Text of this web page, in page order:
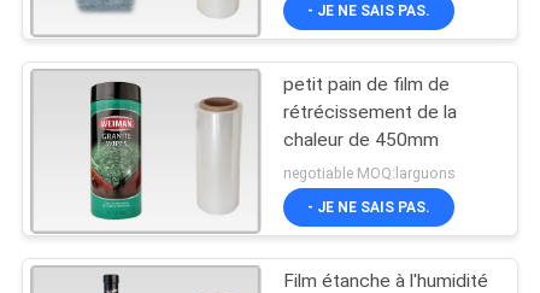
- JE NE SAIS PAS.
petit pain de film de
rétrécissement de la
chaleur de 450mm
negotiable MOQ:larguons
- JE NE SAIS PAS.
Film étanche à l'humidité